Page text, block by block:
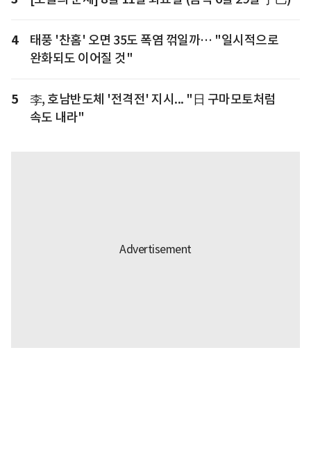
4
태풍 '찬홈' 오면 35도 폭염 꺾일까… "일시적으로
완화되도 이어질 것"
5
李, 호남반도체 '전격전' 지시... "日 구마모토처럼
속도 내라"